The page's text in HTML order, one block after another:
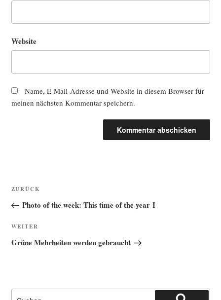
Website
Name, E-Mail-Adresse und Website in diesem Browser für
meinen nächsten Kommentar speichern.
Beitragsnavigation
Vorheriger
Beitrag
ZURÜCK
Photo of the week: This time of the year I
Nächster
Beitrag
WEITER
Grüne Mehrheiten werden gebraucht